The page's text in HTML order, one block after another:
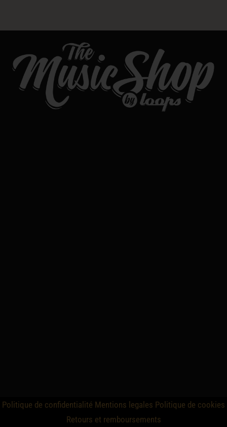
Politique de confidentialité Mentions legales Politique de cookies
Retours et remboursements